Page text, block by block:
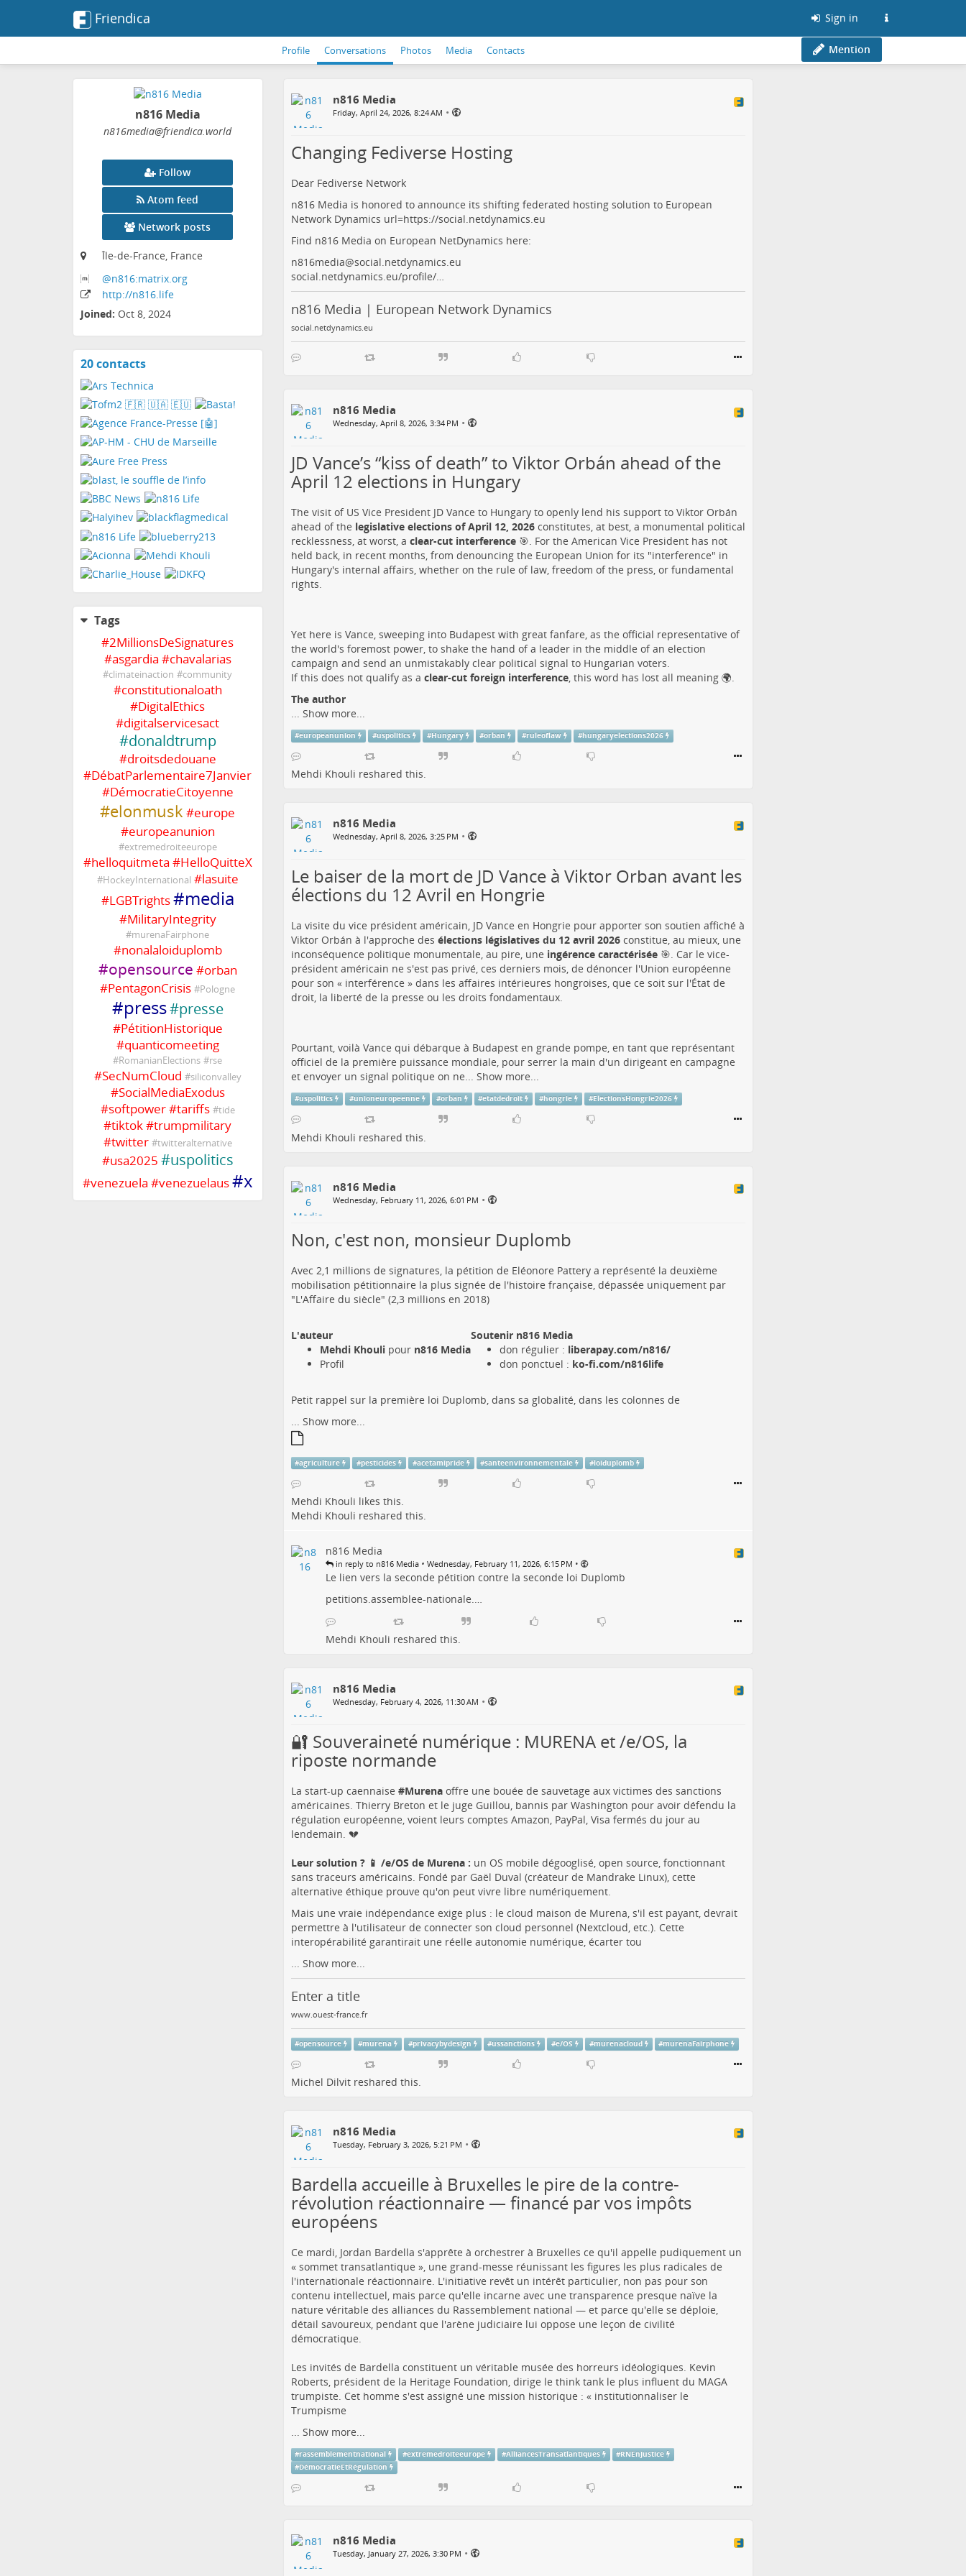
Friendica Sign in
Profile Conversations Photos Media Contacts Mention
n816 Media
n816media@friendica.world
Follow
Atom feed
Network posts
Île-de-France, France
@n816:matrix.org
http://n816.life
Joined: Oct 8, 2024
20 contactsView
Tags
#2MillionsDeSignatures
#asgardia #chavalarias
#climateinaction #community
#constitutionaloath
#DigitalEthics
#digitalservicesact
#donaldtrump
#droitsdedouane
#DébatParlementaire7Janvier
#DémocratieCitoyenne
#elonmusk #europe
#europeanunion
#extremedroiteeurope
#helloquitmeta #HelloQuitteX
#HockeyInternational #lasuite
#LGBTrights#media
#MilitaryIntegrity
#murenaFairphone
#nonalaloiduplomb
#opensource #orban
#PentagonCrisis #Pologne
#press#presse
#PétitionHistorique
#quanticomeeting
#RomanianElections #rse
#SecNumCloud #siliconvalley
#SocialMediaExodus
#softpower#tariffs #tide
#tiktok#trumpmilitary
#twitter #twitteralternative
#usa2025 #uspolitics
#venezuela #venezuelaus#x
n816 Media
Friday, April 24, 2026, 8:24 AM •
Changing Fediverse Hosting
Dear Fediverse Network
n816 Media is honored to announce its shifting federated hosting solution to European
Network Dynamics url=https://social.netdynamics.eu
Find n816 Media on European NetDynamics here:
n816media@social.netdynamics.eu
social.netdynamics.eu/profile/…
n816 Media | European Network Dynamics
social.netdynamics.eu
n816 Media
Wednesday, April 8, 2026, 3:34 PM •
JD Vance’s “kiss of death” to Viktor Orbán ahead of the
April 12 elections in Hungary
The visit of US Vice President JD Vance to Hungary to openly lend his support to Viktor Orbán
ahead of the legislative elections of April 12, 2026constitutes, at best, a monumental political
recklessness, at worst, a clear-cut interference🎯. For the American Vice President has not
held back, in recent months, from denouncing the European Union for its "interference" in
Hungary's internal affairs, whether on the rule of law, freedom of the press, or fundamental
rights.
Yet here is Vance, sweeping into Budapest with great fanfare, as the official representative of
the world's foremost power, to shake the hand of a leader in the middle of an election
campaign and send an unmistakably clear political signal to Hungarian voters.
If this does not qualify as a clear-cut foreign interference, this word has lost all meaning 🌍.
The author
... Show more...
#europeanunion #uspolitics #Hungary #orban #ruleoflaw #hungaryelections2026
Mehdi Khouli reshared this.
n816 Media
Wednesday, April 8, 2026, 3:25 PM •
Le baiser de la mort de JD Vance à Viktor Orban avant les
élections du 12 Avril en Hongrie
La visite du vice président américain, JD Vance en Hongrie pour apporter son soutien affiché à
Viktor Orbán à l'approche des élections législatives du 12 avril 2026constitue, au mieux, une
inconséquence politique monumentale, au pire, une ingérence caractérisée🎯. Car le vice-
président américain ne s'est pas privé, ces derniers mois, de dénoncer l'Union européenne
pour son « interférence » dans les affaires intérieures hongroises, que ce soit sur l'État de
droit, la liberté de la presse ou les droits fondamentaux.
Pourtant, voilà Vance qui débarque à Budapest en grande pompe, en tant que représentant
officiel de la première puissance mondiale, pour serrer la main d'un dirigeant en campagne
et envoyer un signal politique on ne... Show more...
#uspolitics #unioneuropeenne #orban #etatdedroit #hongrie #ElectionsHongrie2026
Mehdi Khouli reshared this.
n816 Media
Wednesday, February 11, 2026, 6:01 PM •
Non, c'est non, monsieur Duplomb
Avec 2,1 millions de signatures, la pétition de Eléonore Pattery a représenté la deuxième
mobilisation pétitionnaire la plus signée de l'histoire française, dépassée uniquement par
"L'Affaire du siècle" (2,3 millions en 2018)
L'auteur
Soutenir n816 Media
Mehdi Khoulipour n816 Media
Profil
don régulier : liberapay.com/n816/
don ponctuel : ko-fi.com/n816life
Petit rappel sur la première loi Duplomb, dans sa globalité, dans les colonnes de
Show more...
#agriculture #pesticides #acetamipride #santeenvironnementale #loiduplomb
Mehdi Khouli likes this.
Mehdi Khouli reshared this.
n816 Media
in reply to n816 Media • Wednesday, February 11, 2026, 6:15 PM •
Le lien vers la seconde pétition contre la seconde loi Duplomb
petitions.assemblee-nationale.…
Mehdi Khouli reshared this.
n816 Media
Wednesday, February 4, 2026, 11:30 AM •
🔐 Souveraineté numérique : MURENA et /e/OS, la
riposte normande
La start-up caennaise #Murenaoffre une bouée de sauvetage aux victimes des sanctions
américaines. Thierry Breton et le juge Guillou, bannis par Washington pour avoir défendu la
régulation européenne, voient leurs comptes Amazon, PayPal, Visa fermés du jour au
lendemain. 💔
Leur solution ? 📱 /e/OS de Murena : un OS mobile dégooglisé, open source, fonctionnant
sans traceurs américains. Fondé par Gaël Duval (créateur de Mandrake Linux), cette
alternative éthique prouve qu'on peut vivre libre numériquement.
Mais une vraie indépendance exige plus : le cloud maison de Murena, s'il est payant, devrait
permettre à l'utilisateur de connecter son cloud personnel (Nextcloud, etc.). Cette
interopérabilité garantirait une réelle autonomie numérique, écarter tou
Show more...
Enter a title
www.ouest-france.fr
#opensource #murena #privacybydesign #ussanctions #e/OS #murenacloud #murenaFairphone
Michel Dilvitreshared this.
n816 Media
Tuesday, February 3, 2026, 5:21 PM •
Bardella accueille à Bruxelles le pire de la contre-
révolution réactionnaire — financé par vos impôts
européens
Ce mardi, Jordan Bardella s'apprête à orchestrer à Bruxelles ce qu'il appelle pudiquement un
« sommet transatlantique », une grand-messe réunissant les figures les plus radicales de
l'internationale réactionnaire. L'initiative revêt un intérêt particulier, non pas pour son
contenu intellectuel, mais parce qu'elle incarne avec une transparence presque naïve la
nature véritable des alliances du Rassemblement national — et parce qu'elle se déploie,
détail savoureux, pendant que l'arène judiciaire lui oppose une leçon de civilité
démocratique.
Les invités de Bardella constituent un véritable musée des horreurs idéologiques. Kevin
Roberts, président de la Heritage Foundation, dirige le think tank le plus influent du MAGA
trumpiste. Cet homme s'est assigné une mission historique : « institutionnaliser le
Trumpisme
... Show more...
#rassemblementnational #extremedroiteeurope #AlliancesTransatlantiques #RNEnJustice
#DémocratieEtRégulation
n816 Media
Tuesday, January 27, 2026, 3:30 PM •